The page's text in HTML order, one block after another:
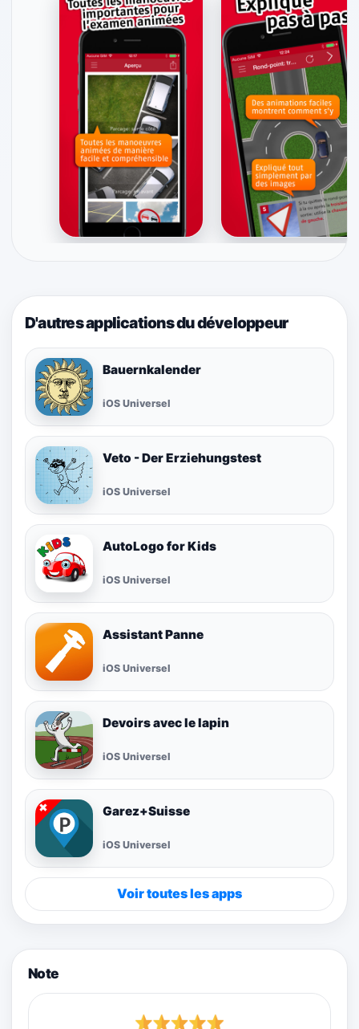
D'autres applications du développeur
Bauernkalender
iOS Universel
Veto - Der Erziehungstest
iOS Universel
AutoLogo for Kids
iOS Universel
Assistant Panne
iOS Universel
Devoirs avec le lapin
iOS Universel
Garez+Suisse
iOS Universel
Voir toutes les apps
Note